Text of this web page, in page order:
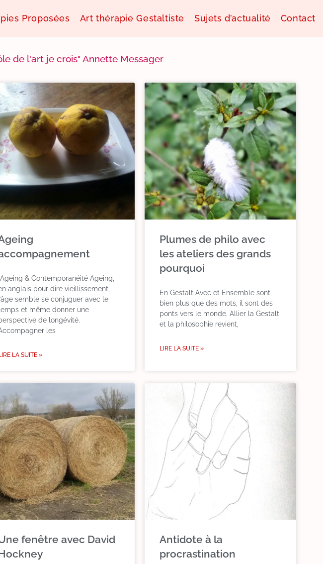
Proposées Art thérapie Gestaltiste Sujets d’actualité Contact
de l'art je crois" Annette Messager
Ageing & Contemporanéité Ageing,
anglais pour dire vieillissement,
semble se conjuguer avec le
et même donner une
de longévité.
les
LA SUITE »
Plumes de philo avec
les ateliers des grands
pourquoi
En Gestalt Avec et Ensemble sont
bien plus que des mots, il sont des
ponts vers le monde. Allier la Gestalt
et la philosophie revient,
LIRE LA SUITE »
fenêtre avec David
Antidote à la
procrastination